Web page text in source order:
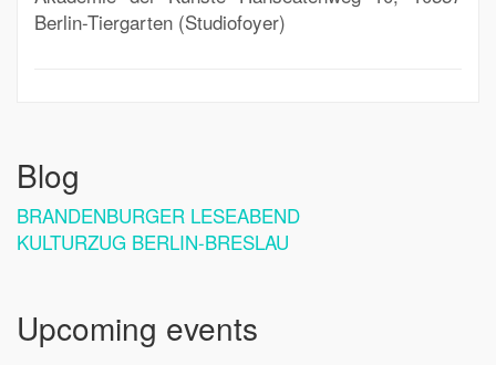
Berlin-Tiergarten (Studiofoyer)
Blog
BRANDENBURGER LESEABEND
KULTURZUG BERLIN-BRESLAU
Upcoming events